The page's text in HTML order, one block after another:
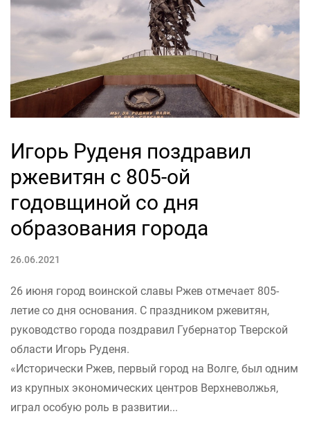
Игорь Руденя поздравил
ржевитян с 805-ой
годовщиной со дня
образования города
26.06.2021
26 июня город воинской славы Ржев отмечает 805-
летие со дня основания. С праздником ржевитян,
руководство города поздравил Губернатор Тверской
области Игорь Руденя.
«Исторически Ржев, первый город на Волге, был одним
из крупных экономических центров Верхневолжья,
играл особую роль в развитии...